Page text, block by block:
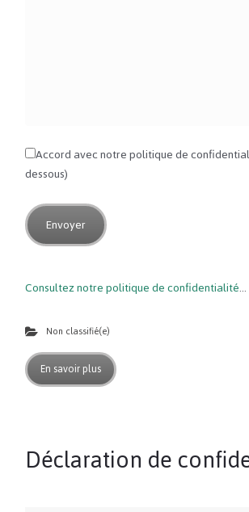
Accord avec notre politique de
dessous)
Consultez notre politique de confidentialité…
Non classifié(e)
En savoir plus
Déclaration de